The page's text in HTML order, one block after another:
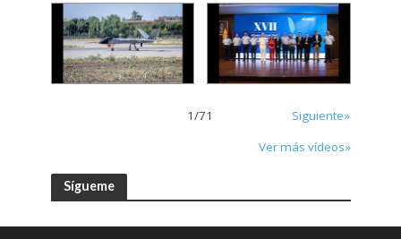
1/71
Siguiente»
Ver más vídeos»
Sígueme